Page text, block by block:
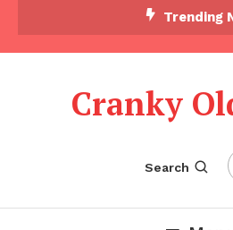
Trending
Cranky
Search